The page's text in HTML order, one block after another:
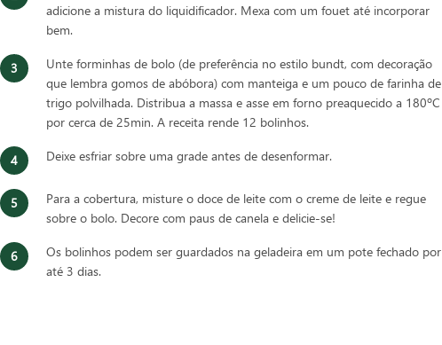
adicione a mistura do liquidificador. Mexa com um fouet até incorporar
bem.
Unte forminhas de bolo (de preferência no estilo bundt, com decoração
que lembra gomos de abóbora) com manteiga e um pouco de farinha de
trigo polvilhada. Distribua a massa e asse em forno preaquecido a 180ºC
por cerca de 25min. A receita rende 12 bolinhos.
Deixe esfriar sobre uma grade antes de desenformar.
Para a cobertura, misture o doce de leite com o creme de leite e regue
sobre o bolo. Decore com paus de canela e delicie-se!
Os bolinhos podem ser guardados na geladeira em um pote fechado por
até 3 dias.